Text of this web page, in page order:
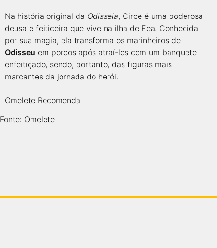
Na história original da Odisseia, Circe é uma poderosa
deusa e feiticeira que vive na ilha de Eea. Conhecida
por sua magia, ela transforma os marinheiros de
Odisseu em porcos após atraí-los com um banquete
enfeitiçado, sendo, portanto, das figuras mais
marcantes da jornada do herói.
Omelete Recomenda
Fonte: Omelete